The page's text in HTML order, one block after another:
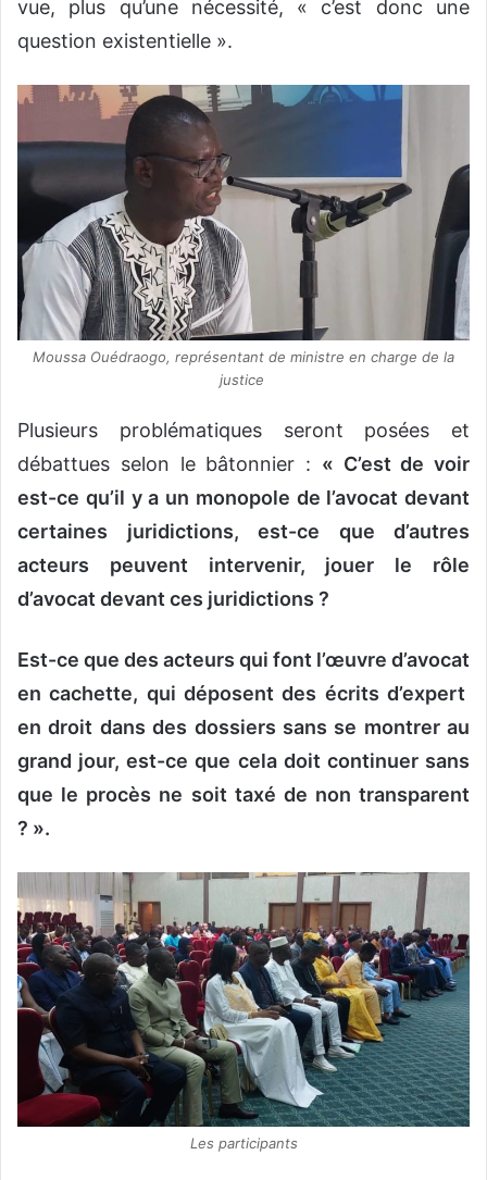
vue, plus qu’une nécessité, « c’est donc une
question existentielle ».
Moussa Ouédraogo, représentant de ministre en charge de la
justice
Plusieurs problématiques seront posées et
débattues selon le bâtonnier : « C’est de voir
est-ce qu’il y a un monopole de l’avocat devant
certaines juridictions, est-ce que d’autres
acteurs peuvent intervenir, jouer le rôle
d’avocat devant ces juridictions ?
Est-ce que des acteurs qui font l’œuvre d’avocat
en cachette, qui déposent des écrits d’expert
en droit dans des dossiers sans se montrer au
grand jour, est-ce que cela doit continuer sans
que le procès ne soit taxé de non transparent
? ».
Les participants